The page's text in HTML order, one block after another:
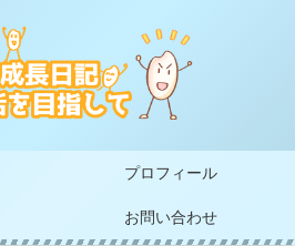
プロフィール
お問い合わせ